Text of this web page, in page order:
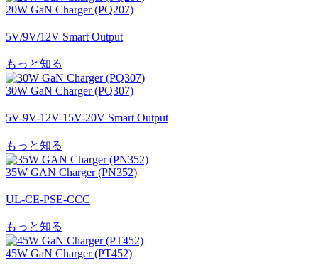
20W GaN Charger (PQ207)
5V/9V/12V Smart Output
もっと知る
30W GaN Charger (PQ307)
5V-9V-12V-15V-20V Smart Output
もっと知る
35W GAN Charger (PN352)
UL-CE-PSE-CCC
もっと知る
45W GaN Charger (PT452)